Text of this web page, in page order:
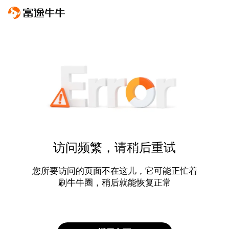
访问频繁，请稍后重试
您所要访问的页面不在这儿，它可能正忙着
刷牛牛圈，稍后就能恢复正常